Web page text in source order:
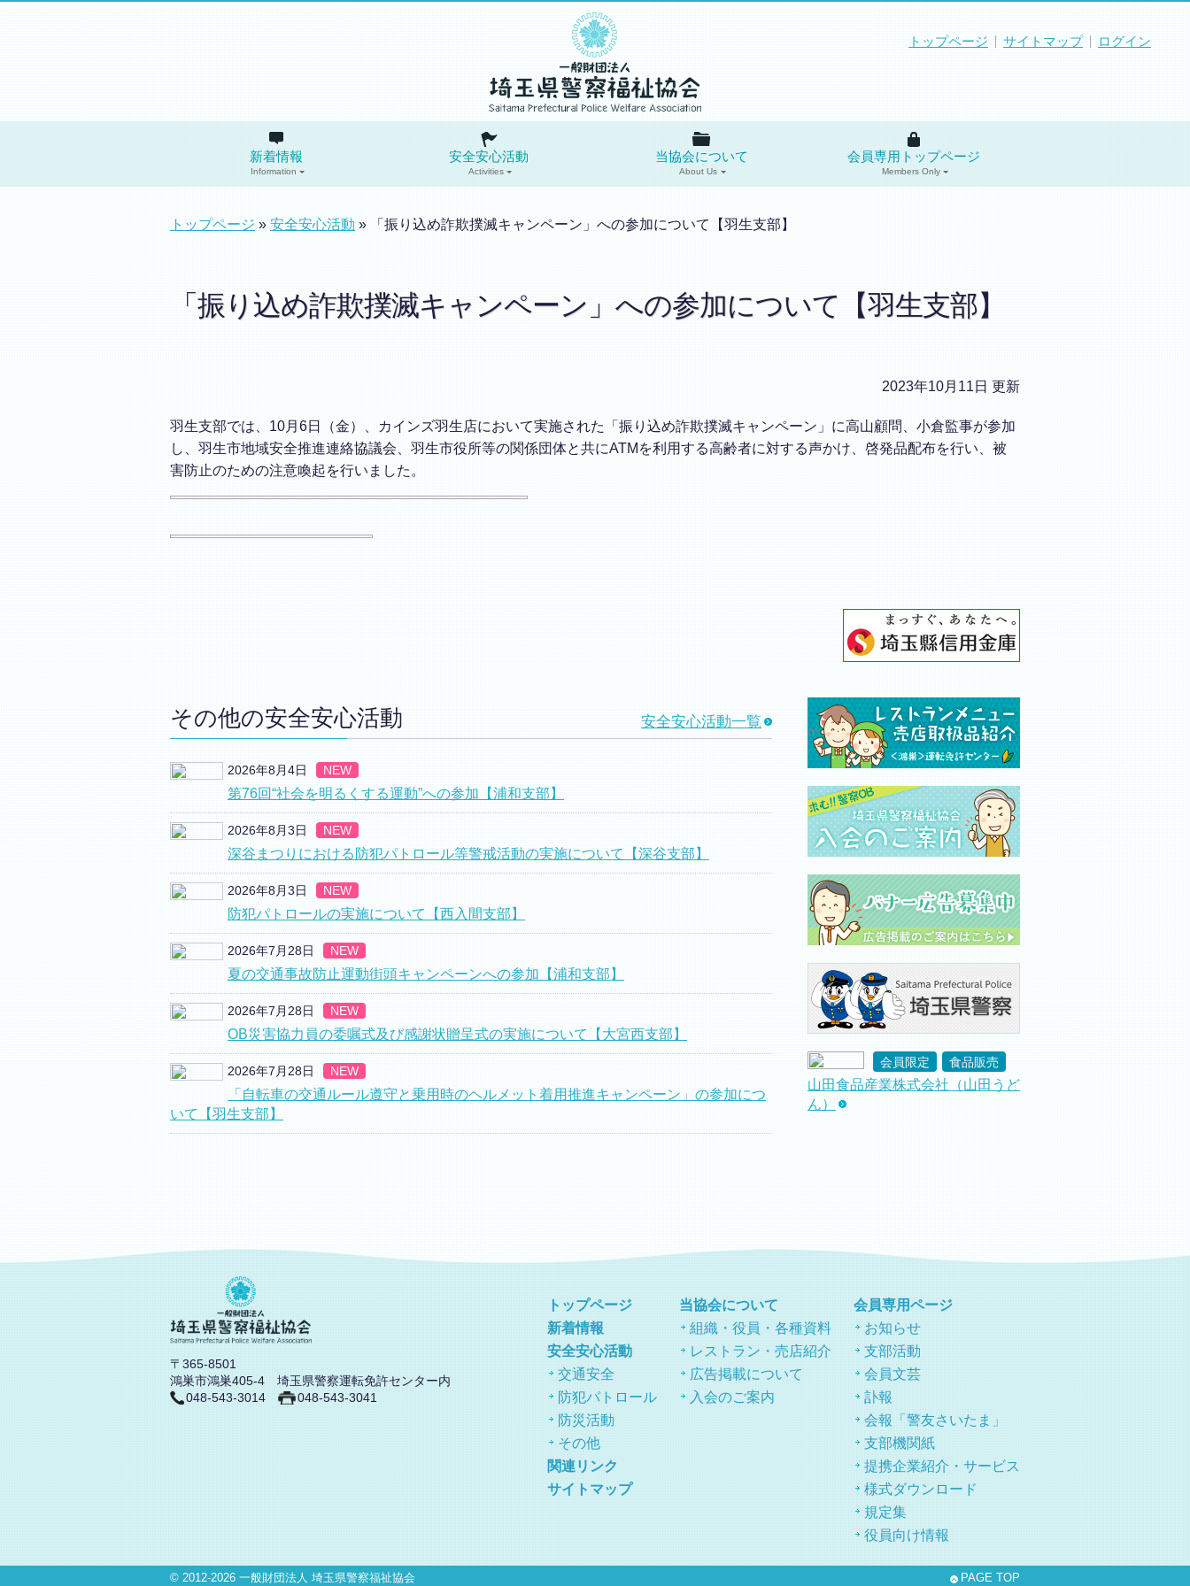
トップページ サイトマップ ログイン
新着情報
Information
安全安心活動
Activities
当協会について
About Us
会員専用トップページ
Members Only
トップページ » 安全安心活動 » 「振り込め詐欺撲滅キャンペーン」への参加について【羽生支部】
「振り込め詐欺撲滅キャンペーン」への参加について【羽生支部】
2023年10月11日 更新
羽生支部では、10月6日（金）、カインズ羽生店において実施された「振り込め詐欺撲滅キャンペーン」に高山顧問、小倉監事が参加
し、羽生市地域安全推進連絡協議会、羽生市役所等の関係団体と共にATMを利用する高齢者に対する声かけ、啓発品配布を行い、被
害防止のための注意喚起を行いました。
その他の安全安心活動 安全安心活動一覧
2026年8月4日 NEW
第76回“社会を明るくする運動”への参加【浦和支部】
2026年8月3日 NEW
深谷まつりにおける防犯パトロール等警戒活動の実施について【深谷支部】
2026年8月3日 NEW
防犯パトロールの実施について【西入間支部】
2026年7月28日 NEW
夏の交通事故防止運動街頭キャンペーンへの参加【浦和支部】
2026年7月28日 NEW
OB災害協力員の委嘱式及び感謝状贈呈式の実施について【大宮西支部】
2026年7月28日 NEW
「自転車の交通ルール遵守と乗用時のヘルメット着用推進キャンペーン」の参加につ
いて【羽生支部】
会員限定 食品販売
山田食品産業株式会社（山田うど
ん）
〒365-8501
鴻巣市鴻巣405-4 埼玉県警察運転免許センター内
048-543-3014
048-543-3041
トップページ
新着情報
安全安心活動
交通安全
防犯パトロール
防災活動
その他
関連リンク
サイトマップ
当協会について
組織・役員・各種資料
レストラン・売店紹介
広告掲載について
入会のご案内
会員専用ページ
お知らせ
支部活動
会員文芸
訃報
会報「警友さいたま」
支部機関紙
提携企業紹介・サービス
様式ダウンロード
規定集
役員向け情報
PAGE TOP
© 2012-2026 一般財団法人 埼玉県警察福祉協会